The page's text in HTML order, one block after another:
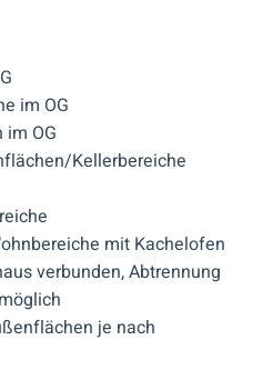
im OG
OG
Kellerbereiche
mit Kachelofen
verbunden, Abtrennung
je nach